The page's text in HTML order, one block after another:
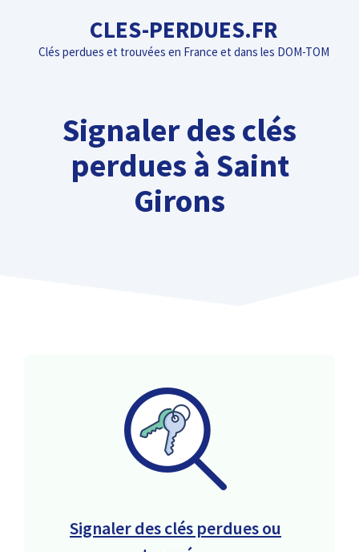
contenu
CLES-PERDUES.FR
Clés perdues et trouvées en France et dans les DOM-TOM
Signaler des clés
perdues à Saint
Girons
Signaler des clés perdues ou